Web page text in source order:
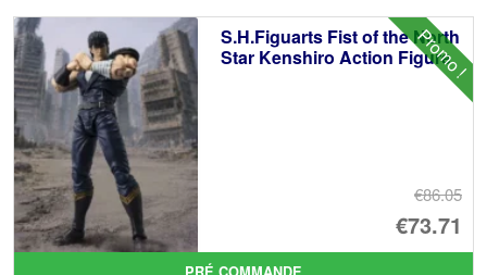
Promo !
S.H.Figuarts Fist of the North
Star Kenshiro Action Figure
€86.05
€73.71
Le